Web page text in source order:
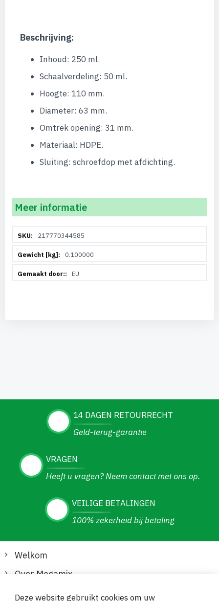
Beschrijving:
Inhoud: 250 ml.
Schaalverdeling: 50 ml.
Hoogte: 110 mm.
Diameter: 63 mm.
Omtrek opening: 31 mm.
Materiaal: HDPE.
Sluiting: schroefdop met afdichting.
Meer informatie
informatie217770344585
0.100000
EU
14 DAGEN RETOURRECHT
Geld-terug-garantie
VRAGEN
Heeft u vragen? Neem contact met ons op.
VEILIGE BETALINGEN
100% zekerheid bij betaling
Welkom
Over Megamix
Informatie
Deze website gebruikt cookies om uw